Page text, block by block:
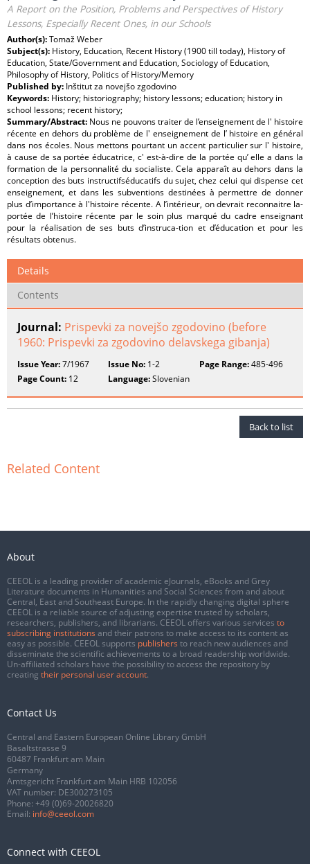
A Report on the Position, Problems and Perspectives of History
Lessons, Especially Recent Ones, in our Schools
Author(s):Tomaž Weber
Subject(s): History, Education, Recent History (1900 till today), History of
Education, State/Government and Education, Sociology of Education,
Philosophy of History, Politics of History/Memory
Published by: Inštitut za novejšo zgodovino
Keywords: History; historiography; history lessons; education; history in
school lessons; recent history;
Summary/Abstract: Nous ne pouvons traiter de l’enseignement de l' histoire
récente en dehors du problème de l' enseignement de l’ histoire en général
dans nos écoles. Nous mettons pourtant un accent particulier sur l' histoire,
à cause de sa portée éducatrice, c' est-à-dire de la portée qu’ elle a dans la
formation de la personnalité du socialiste. Cela apparaît au dehors dans la
conception des buts instructifséducatifs du sujet, chez celui qui dispense cet
enseignement, et dans les subventions destinées à permettre de donner
plus d’importance à l'histoire récente. A l’intérieur, on devrait reconnaitre la-
portée de l’histoire récente par le soin plus marqué du cadre enseignant
pour la réalisation de ses buts d’instruca-tion et d’éducation et pour les
résultats obtenus.
Details
Contents
Journal: Prispevki za novejšo zgodovino (before
1960: Prispevki za zgodovino delavskega gibanja)
Issue Year:7/1967 Issue No: 1-2 Page Range:485-496
Page Count: 12 Language:Slovenian
Back to list
Related Content
About
CEEOL is a leading provider of academic eJournals, eBooks and Grey
Literature documents in Humanities and Social Sciences from and about
Central, East and Southeast Europe. In the rapidly changing digital sphere
CEEOL is a reliable source of adjusting expertise trusted by scholars,
researchers, publishers, and librarians. CEEOL offers various services to
subscribing institutions and their patrons to make access to its content as
easy as possible. CEEOL supports publishers to reach new audiences and
disseminate the scientific achievements to a broad readership worldwide.
Un-affiliated scholars have the possibility to access the repository by
creating their personal user account.
Contact Us
Central and Eastern European Online Library GmbH
Basaltstrasse 9
60487 Frankfurt am Main
Germany
Amtsgericht Frankfurt am Main HRB 102056
VAT number: DE300273105
Phone: +49 (0)69-20026820
Email: info@ceeol.com
Connect with CEEOL